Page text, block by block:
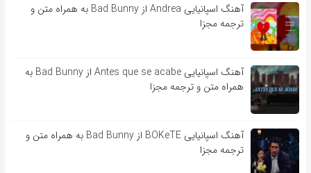
آهنگ اسپانیایی Andrea از Bad Bunny به همراه متن و
ترجمه مجزا
آهنگ اسپانیایی Antes que se acabe از Bad Bunny به
همراه متن و ترجمه مجزا
آهنگ اسپانیایی BOKeTE از Bad Bunny به همراه متن و
ترجمه مجزا